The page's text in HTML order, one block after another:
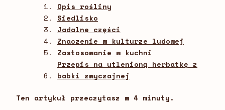
Opis rośliny
Siedlisko
Jadalne części
Znaczenie w kulturze ludowej
Zastosowanie w kuchni
Przepis na utlenioną herbatkę z
babki zwyczajnej
Ten artykuł przeczytasz w 4 minuty.